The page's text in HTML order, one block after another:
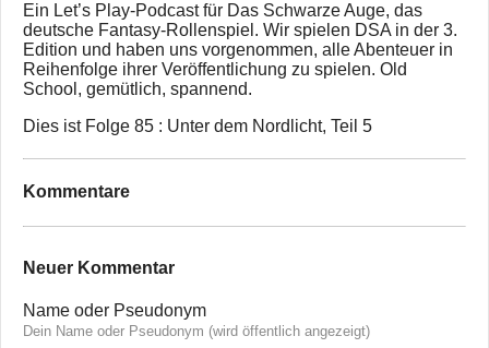
Ein Let’s Play-Podcast für Das Schwarze Auge, das
deutsche Fantasy-Rollenspiel. Wir spielen DSA in der 3.
Edition und haben uns vorgenommen, alle Abenteuer in
Reihenfolge ihrer Veröffentlichung zu spielen. Old
School, gemütlich, spannend.
Dies ist Folge 85 : Unter dem Nordlicht, Teil 5
Kommentare
Neuer Kommentar
Name oder Pseudonym
Dein Name oder Pseudonym (wird öffentlich angezeigt)